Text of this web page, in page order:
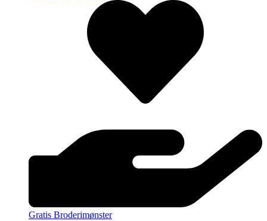
Gratis Broderimønster